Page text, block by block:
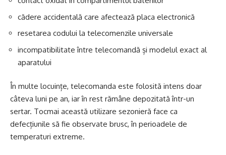
cădere accidentală care afectează placa electronică
resetarea codului la telecomenzile universale
incompatibilitate între telecomandă și modelul exact al
aparatului
În multe locuințe, telecomanda este folosită intens doar
câteva luni pe an, iar în rest rămâne depozitată într-un
sertar. Tocmai această utilizare sezonieră face ca
defecțiunile să fie observate brusc, în perioadele de
temperaturi extreme.